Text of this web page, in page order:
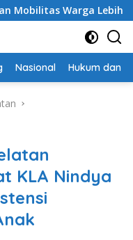
Lebih Aman dan
Nasional Hukum dan
KLA Nindya